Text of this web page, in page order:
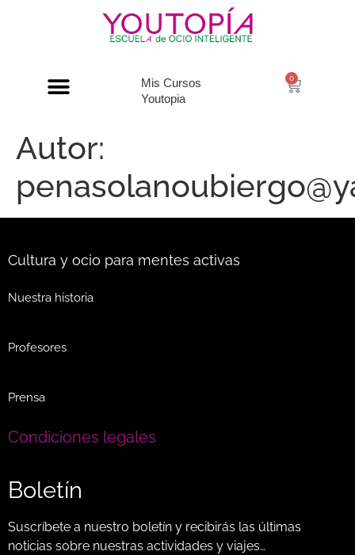
Mis Cursos
Youtopia
0
Autor:
Cultura y ocio para mentes activas
Nuestra historia
Profesores
Prensa
Condiciones legales
Boletín
Suscríbete a nuestro boletín y recibirás las últimas
noticias sobre nuestras actividades y viajes…